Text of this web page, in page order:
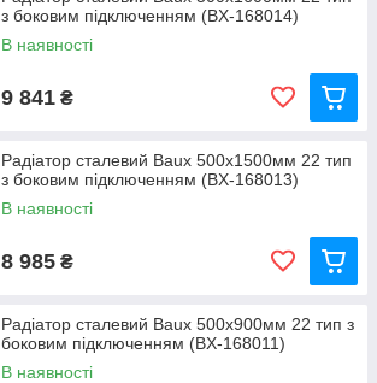
з боковим підключенням (BX-168014)
В наявності
9 841 ₴
Радіатор сталевий Baux 500х1500мм 22 тип
з боковим підключенням (BX-168013)
В наявності
8 985 ₴
Радіатор сталевий Baux 500х900мм 22 тип з
боковим підключенням (BX-168011)
В наявності